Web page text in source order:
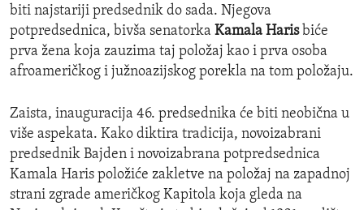
biti najstariji predsednik do sada. Njegova
potpredsednica, bivša senatorka Kamala Harisbiće
prva žena koja zauzima taj položaj kao i prva osoba
afroameričkog i južnoazijskog porekla na tom položaju.
Zaista, inauguracija 46. predsednika će biti neobična u
više aspekata. Kako diktira tradicija, novoizabrani
predsednik Bajden i novoizabrana potpredsednica
Kamala Haris položiće zakletve na položaj na zapadnoj
strani zgrade američkog Kapitola koja gleda na